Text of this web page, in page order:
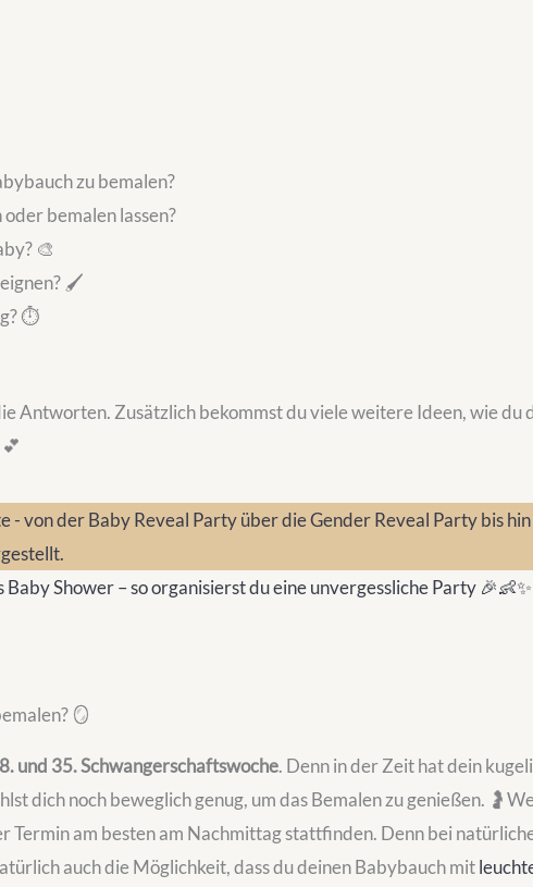
zu bemalen?
bemalen lassen?
🎨
🖌️
⏱️
Antworten. Zusätzlich bekommst du viele weitere Ideen, wie du
Shower – so organisierst du eine unvergessliche Party 🎉👶✨
🪞
und 35. Schwangerschaftswoche. Denn in der Zeit hat dein
dich noch beweglich genug, um das Bemalen zu genießen.
Termin am besten am Nachmittag stattfinden. Denn bei
auch die Möglichkeit, dass du deinen Babybauch mit